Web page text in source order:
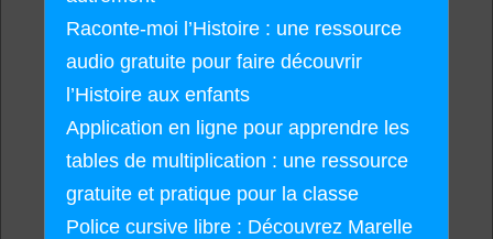
Raconte-moi l’Histoire : une ressource
audio gratuite pour faire découvrir
l’Histoire aux enfants
Application en ligne pour apprendre les
tables de multiplication : une ressource
gratuite et pratique pour la classe
Police cursive libre : Découvrez Marelle